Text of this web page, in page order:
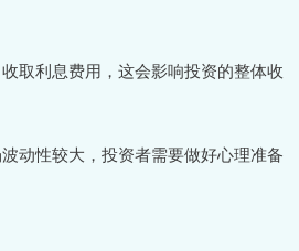
取利息费用，这会影响投资的整体收
动性较大，投资者需要做好心理准备